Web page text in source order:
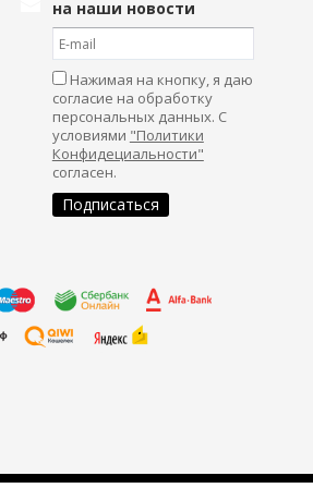
на наши новости
Нажимая на кнопку, я даю
согласие на обработку
персональных данных. С
условиями "Политики
Конфидециальности"
согласен.